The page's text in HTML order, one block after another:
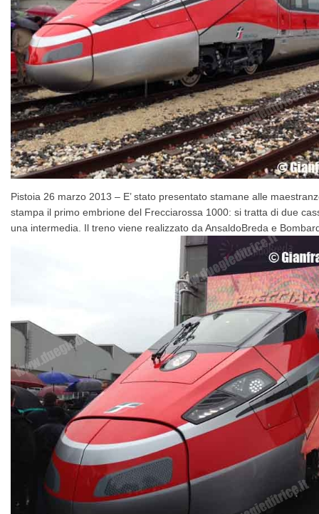
Pistoia 26 marzo 2013 – E’ stato presentato stamane alle
stampa il primo embrione del Frecciarossa 1000: si tratta di due
una intermedia. Il treno viene realizzato da AnsaldoBreda e